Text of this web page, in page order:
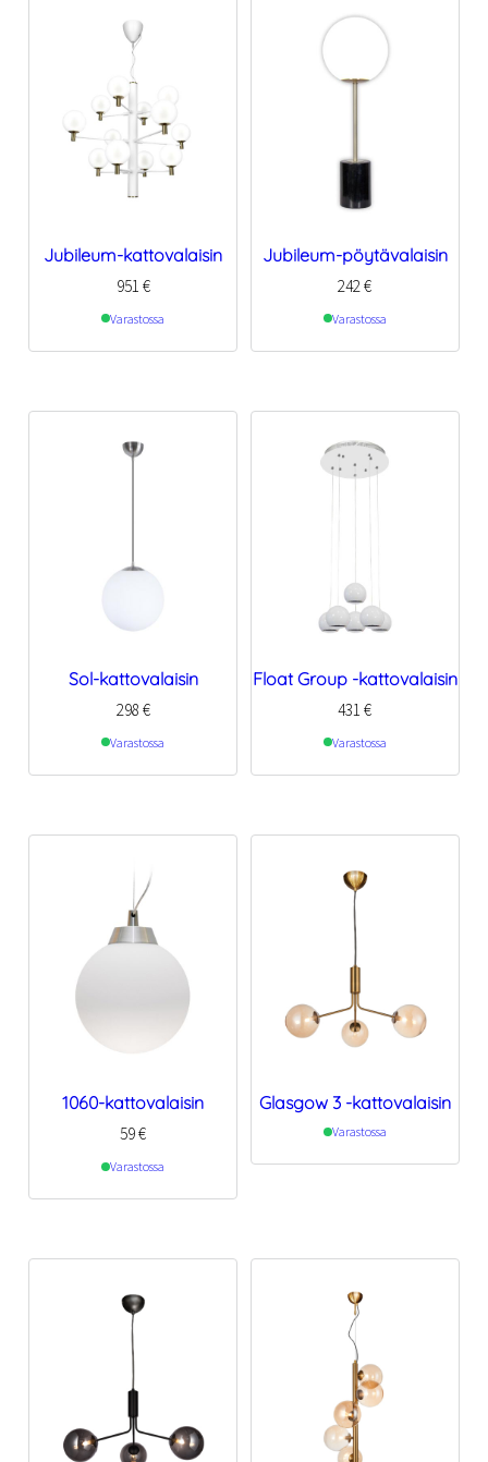
Jubileum-kattovalaisin
951 €
Varastossa
Jubileum-pöytävalaisin
242€
Varastossa
Sol-kattovalaisin
298 €
Varastossa
Float Group -kattovalaisin
431€
Varastossa
1060-kattovalaisin
59€
Varastossa
Glasgow 3 -kattovalaisin
Varastossa